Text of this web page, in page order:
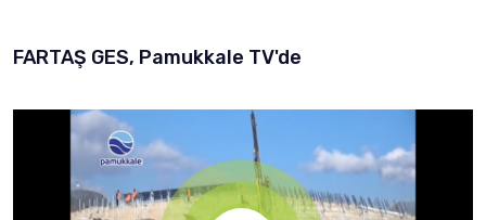
FARTAŞ GES, Pamukkale TV'de